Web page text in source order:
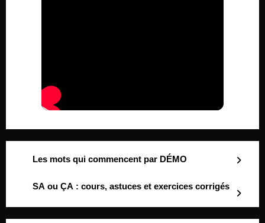
Les mots qui commencent par DÉMO
SA ou ÇA : cours, astuces et exercices corrigés